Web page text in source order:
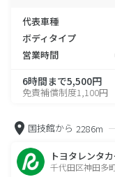
代表車種
ボディタイプ
営業時間
6時間まで5,500円
免責補償制度1,100円
国技館から 2286m
トヨタレンタ
千代田区神田多